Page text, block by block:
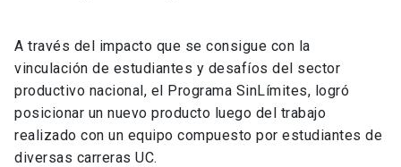
A través del impacto que se consigue con la
vinculación de estudiantes y desafíos del sector
productivo nacional, el Programa SinLímites, logró
posicionar un nuevo producto luego del trabajo
realizado con un equipo compuesto por estudiantes de
diversas carreras UC.